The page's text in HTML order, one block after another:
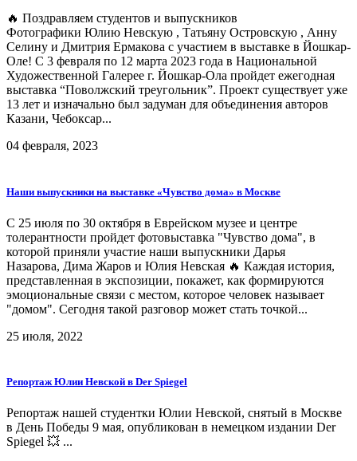
🔥 Поздравляем студентов и выпускников
Фотографики Юлию Невскую , Татьяну Островскую , Анну
Селину и Дмитрия Ермакова с участием в выставке в Йошкар-
Оле! С 3 февраля по 12 марта 2023 года в Национальной
Художественной Галерее г. Йошкар-Ола пройдет ежегодная
выставка “Поволжский треугольник”. Проект существует уже
13 лет и изначально был задуман для объединения авторов
Казани, Чебоксар...
04 февраля, 2023
Наши выпускники на выставке «Чувство дома» в Москве
C 25 июля по 30 октября в Еврейском музее и центре
толерантности пройдет фотовыставка "Чувство дома", в
которой приняли участие наши выпускники Дарья
Назарова, Дима Жаров и Юлия Невская 🔥 Каждая история,
представленная в экспозиции, покажет, как формируются
эмоциональные связи с местом, которое человек называет
"домом". Сегодня такой разговор может стать точкой...
25 июля, 2022
Репортаж Юлии Невской в Der Spiegel
Репортаж нашей студентки Юлии Невской, снятый в Москве
в День Победы 9 мая, опубликован в немецком издании Der
Spiegel 💥 ...